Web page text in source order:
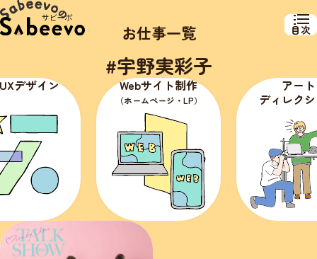
目次
お仕事一覧
#宇野実彩子
デザイン Webサイト制作
（ホームページ・LP）
アート
ディレク